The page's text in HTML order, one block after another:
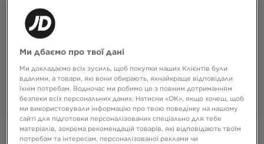
Фото 360°
Ми дбаємо про твої дані
Ми докладаємо всіх зусиль, щоб покупки наших Клієнтів були
вдалими, а товари, які вони обирають, якнайкраще відповідали
їхнім потребам. Водночас ми робимо це з повним дотриманням
безпеки всіх персональних даних. Натисни «OK», якщо хочеш, щоб
ми використовували інформацію про твою поведінку на нашому
сайті для підготовки персоналізованих спеціально для тебе
матеріалів, зокрема рекомендацій товарів, які відповідають твоїм
потребам та інтересам, персоналізованої реклами чи